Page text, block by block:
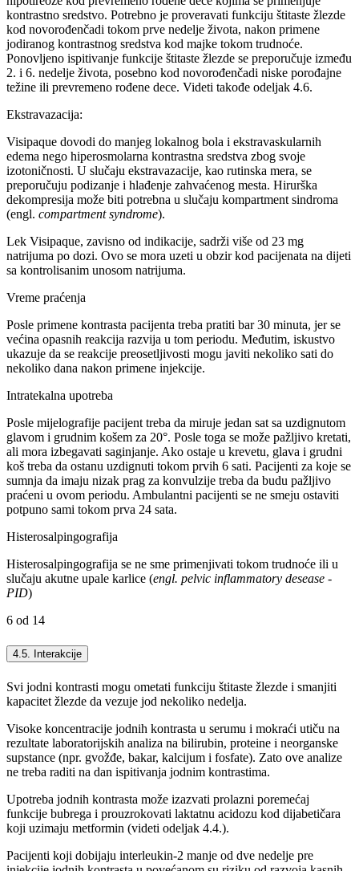
kontrastno sredstvo. Potrebno je proveravati funkciju štitaste žlezde
kod novorođenčadi tokom prve nedelje života, nakon primene
jodiranog kontrastnog sredstva kod majke tokom trudnoće.
Ponovljeno ispitivanje funkcije štitaste žlezde se preporučuje između
2. i 6. nedelje života, posebno kod novorođenčadi niske porođajne
težine ili prevremeno rođene dece. Videti takođe odeljak 4.6.
Ekstravazacija:
Visipaque dovodi do manjeg lokalnog bola i ekstravaskularnih
edema nego hiperosmolarna kontrastna sredstva zbog svoje
izotoničnosti. U slučaju ekstravazacije, kao rutinska mera, se
preporučuju podizanje i hlađenje zahvaćenog mesta. Hirurška
dekompresija može biti potrebna u slučaju kompartment sindroma
(engl. compartment syndrome).
Lek Visipaque, zavisno od indikacije, sadrži više od 23 mg
natrijuma po dozi. Ovo se mora uzeti u obzir kod pacijenata na dijeti
sa kontrolisanim unosom natrijuma.
Vreme praćenja
Posle primene kontrasta pacijenta treba pratiti bar 30 minuta, jer se
većina opasnih reakcija razvija u tom periodu. Međutim, iskustvo
ukazuje da se reakcije preosetljivosti mogu javiti nekoliko sati do
nekoliko dana nakon primene injekcije.
Intratekalna upotreba
Posle mijelografije pacijent treba da miruje jedan sat sa uzdignutom
glavom i grudnim košem za 20°. Posle toga se može pažljivo kretati,
ali mora izbegavati saginjanje. Ako ostaje u krevetu, glava i grudni
koš treba da ostanu uzdignuti tokom prvih 6 sati. Pacijenti za koje se
sumnja da imaju nizak prag za konvulzije treba da budu pažljivo
praćeni u ovom periodu. Ambulantni pacijenti se ne smeju ostaviti
potpuno sami tokom prva 24 sata.
Histerosalpingografija
Histerosalpingografija se ne sme primenjivati tokom trudnoće ili u
slučaju akutne upale karlice (engl. pelvic inflammatory desease -
PID)
6 od 14
4.5. Interakcije
Svi jodni kontrasti mogu ometati funkciju štitaste žlezde i smanjiti
kapacitet žlezde da vezuje jod nekoliko nedelja.
Visoke koncentracije jodnih kontrasta u serumu i mokraći utiču na
rezultate laboratorijskih analiza na bilirubin, proteine i neorganske
supstance (npr. gvožđe, bakar, kalcijum i fosfate). Zato ove analize
ne treba raditi na dan ispitivanja jodnim kontrastima.
Upotreba jodnih kontrasta može izazvati prolazni poremećaj
funkcije bubrega i prouzrokovati laktatnu acidozu kod dijabetičara
koji uzimaju metformin (videti odeljak 4.4.).
Pacijenti koji dobijaju interleukin-2 manje od dve nedelje pre